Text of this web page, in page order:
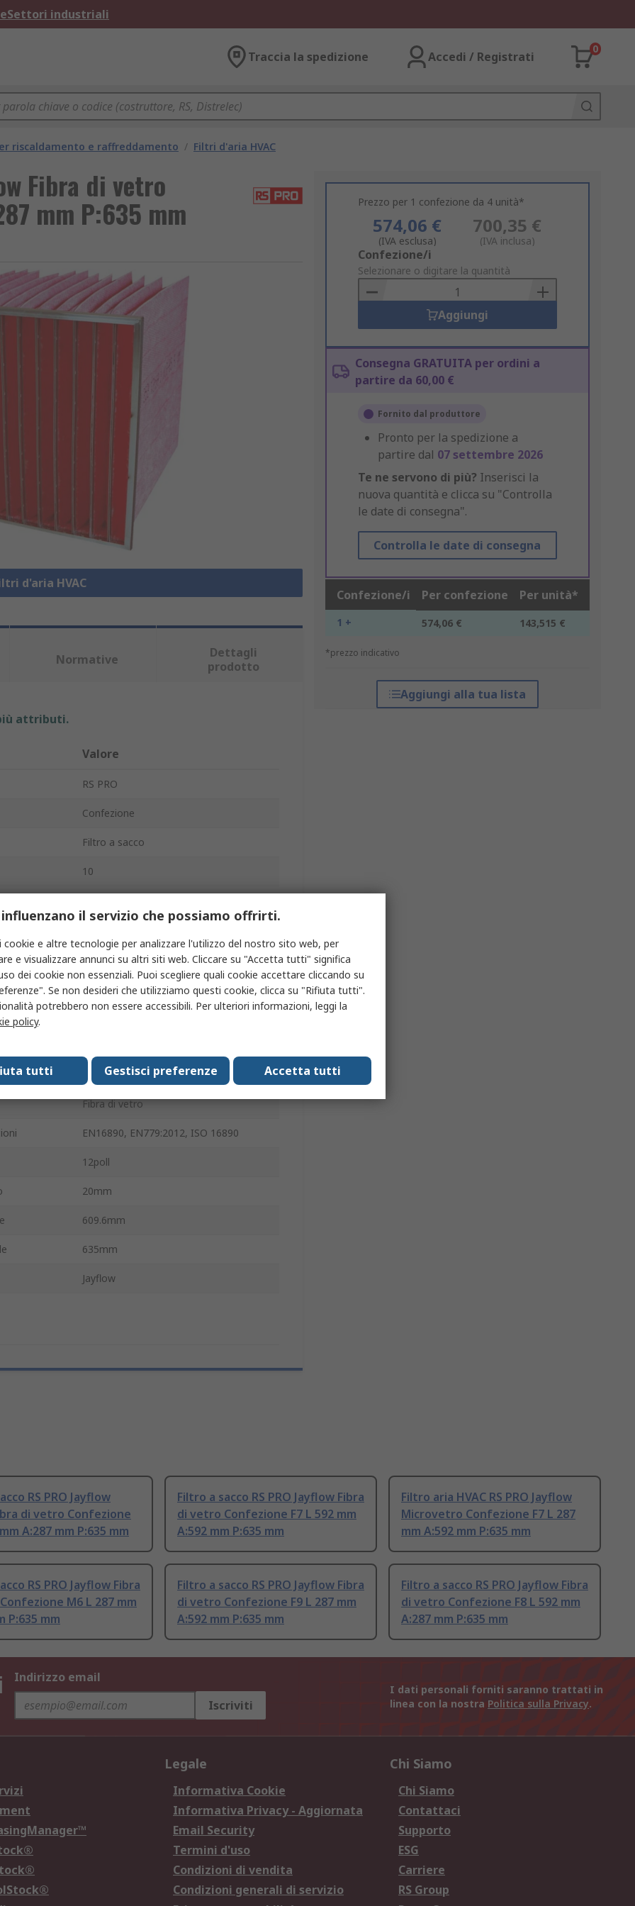
Settori industriali
Traccia la spedizione Accedi / Registrati
0
riscaldamento e raffreddamento / Filtri d'aria HVAC
Fibra di vetro
mm P:635 mm
d'aria HVAC
Prezzo per 1 confezione da 4 unità*
574,06 €
(IVA esclusa)
700,35 €
(IVA inclusa)
Add
to
Basket
Confezione/i
Selezionare o digitare la quantità
Aggiungi
Consegna GRATUITA per ordini a
partire da 60,00 €
Fornito dal produttore
Pronto per la spedizione a
partire dal 07 settembre 2026
Te ne servono di più? Inserisci la
nuova quantità e clicca su "Controlla
le date di consegna".
Controlla le date di consegna
Confezione/i Per confezione Per unità*
1 + 574,06 € 143,515 €
*prezzo indicativo
Aggiungi alla tua lista
Normative
Dettagli
prodotto
attributi.
Valore
RS PRO
Confezione
Filtro a sacco
10
iniziale 90Pa
287mm
592mm
Fibra di vetro
EN16890, EN779:2012, ISO 16890
12poll
20mm
609.6mm
635mm
Jayflow
RS PRO Jayflow
di vetro Confezione
A:287 mm P:635 mm
Filtro a sacco RS PRO Jayflow Fibra
di vetro Confezione F7 L 592 mm
A:592 mm P:635 mm
Filtro aria HVAC RS PRO Jayflow
Microvetro Confezione F7 L 287
mm A:592 mm P:635 mm
RS PRO Jayflow Fibra
M6 L 287 mm
P:635 mm
Filtro a sacco RS PRO Jayflow Fibra
di vetro Confezione F9 L 287 mm
A:592 mm P:635 mm
Filtro a sacco RS PRO Jayflow Fibra
di vetro Confezione F8 L 592 mm
A:287 mm P:635 mm
Indirizzo email
Iscriviti
I dati personali forniti saranno trattati in
linea con la nostra Politica sulla Privacy.
Legale
Informativa Cookie
Informativa Privacy - Aggiornata
Email Security
Termini d'uso
Condizioni di vendita
Condizioni generali di servizio
Chi Siamo
Chi Siamo
Contattaci
Supporto
ESG
Carriere
RS Group
il servizio che possiamo offrirti.
cookie e altre tecnologie per analizzare l'utilizzo del nostro sito web, per
e visualizzare annunci su altri siti web. Cliccare su "Accetta tutti" significa
dei cookie non essenziali. Puoi scegliere quali cookie accettare cliccando su
Se non desideri che utilizziamo questi cookie, clicca su "Rifiuta tutti".
potrebbero non essere accessibili. Per ulteriori informazioni, leggi la
policy.
Accetta tutti
Gestisci preferenze
tutti